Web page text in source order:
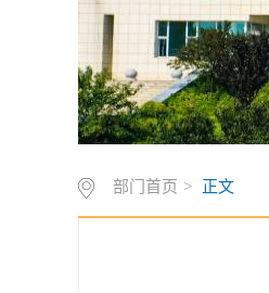
部门首页 > 正文